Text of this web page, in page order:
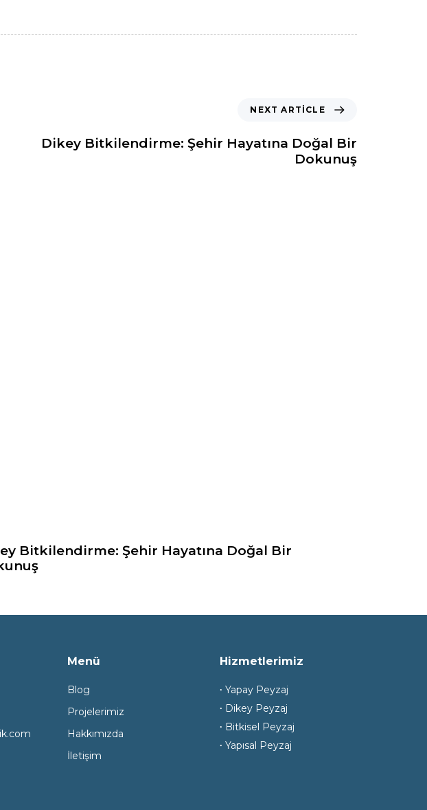
NEXT ARTICLE
Dikey Bitkilendirme: Şehir Hayatına Doğal Bir
Dokunuş
Bitkilendirme: Şehir Hayatına Doğal Bir
Menü
Blog
Projelerimiz
Hakkımızda
İletişim
Hizmetlerimiz
𐤟 Yapay Peyzaj
𐤟 Dikey Peyzaj
𐤟 Bitkisel Peyzaj
𐤟 Yapısal Peyzaj